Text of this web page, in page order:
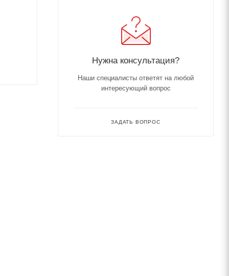
Нужна консультация?
Наши специалисты ответят на любой
интересующий вопрос
ЗАДАТЬ ВОПРОС